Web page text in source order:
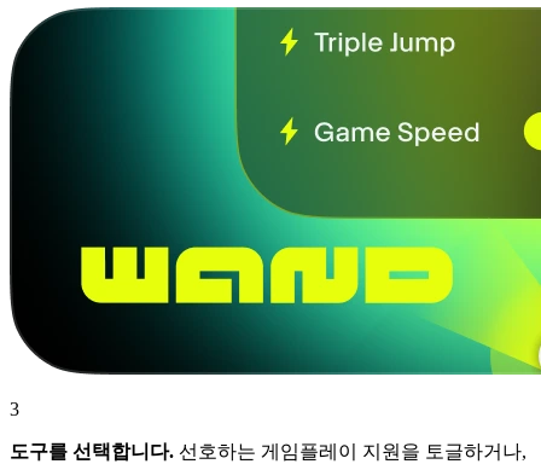
3
도구를 선택합니다. 선호하는 게임플레이 지원을 토글하거나,